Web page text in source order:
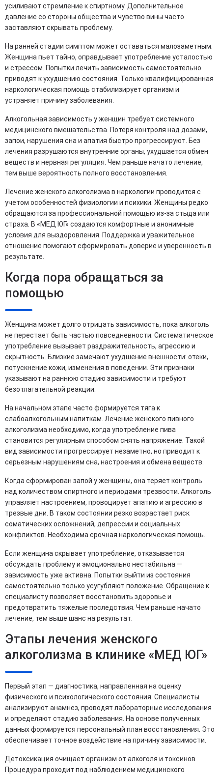
усиливают стремление к спиртному. Дополнительное
давление со стороны общества и чувство вины часто
заставляют скрывать проблему.
На ранней стадии симптом может оставаться малозаметным.
Женщина пьет тайно, оправдывает употребление усталостью
и стрессом. Попытки лечить зависимость самостоятельно
приводят к ухудшению состояния. Только квалифицированная
наркологическая помощь стабилизирует организм и
устраняет причину заболевания.
Алкогольная зависимость у женщин требует системного
медицинского вмешательства. Потеря контроля над дозами,
запои, нарушения сна и апатия быстро прогрессируют. Без
лечения разрушаются внутренние органы, ухудшается обмен
веществ и нервная регуляция. Чем раньше начато лечение,
тем выше вероятность полного восстановления.
Лечение женского алкоголизма в наркологии проводится с
учетом особенностей физиологии и психики. Женщины редко
обращаются за профессиональной помощью из-за стыда или
страха. В «МЕД ЮГ» создаются комфортные и анонимные
условия для выздоровления. Поддержка и уважительное
отношение помогают сформировать доверие и уверенность в
результате.
Когда пора обращаться за
помощью
Женщина может долго отрицать зависимость, пока алкоголь
не перестает быть частью повседневности. Систематическое
употребление вызывает раздражительность, агрессию и
скрытность. Близкие замечают ухудшение внешности: отеки,
потускнение кожи, изменения в поведении. Эти признаки
указывают на раннюю стадию зависимости и требуют
безотлагательной реакции.
На начальном этапе часто формируется тяга к
слабоалкогольным напиткам. Лечение женского пивного
алкоголизма необходимо, когда употребление пива
становится регулярным способом снять напряжение. Такой
вид зависимости прогрессирует незаметно, но приводит к
серьезным нарушениям сна, настроения и обмена веществ.
Когда сформирован запой у женщины, она теряет контроль
над количеством спиртного и периодами трезвости. Алкоголь
управляет настроением, провоцирует апатию и агрессию в
трезвые дни. В таком состоянии резко возрастает риск
соматических осложнений, депрессии и социальных
конфликтов. Необходима срочная наркологическая помощь.
Если женщина скрывает употребление, отказывается
обсуждать проблему и эмоционально нестабильна —
зависимость уже активна. Попытки выйти из состояния
самостоятельно только усугубляют положение. Обращение к
специалисту позволяет восстановить здоровье и
предотвратить тяжелые последствия. Чем раньше начато
лечение, тем выше шанс на результат.
Этапы лечения женского
алкоголизма в клинике «МЕД ЮГ»
Первый этап — диагностика, направленная на оценку
физического и психологического состояния. Специалисты
анализируют анамнез, проводят лабораторные исследования
и определяют стадию заболевания. На основе полученных
данных формируется персональный план восстановления. Это
обеспечивает точное воздействие на причину зависимости.
Детоксикация очищает организм от алкоголя и токсинов.
Процедура проходит под наблюдением медицинского